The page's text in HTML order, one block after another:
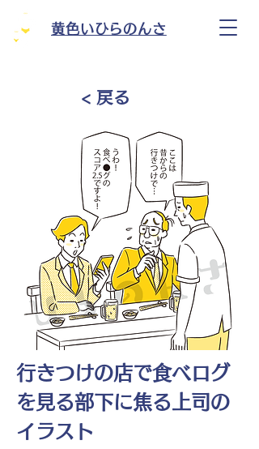
黄色いひらのんさ
< 戻る
行きつけの店で食べログ
を見る部下に焦る上司の
イラスト